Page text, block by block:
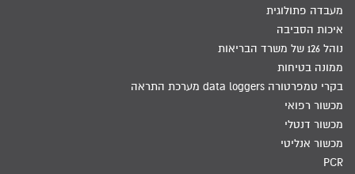
מעבדה פתולוגית
איכות הסביבה
נוהל 126 של משרד הבריאות
ממונה בטיחות
בקרי טמפרטורה data loggers מערכת התראה
מכשור רפואי
מכשור דנטלי
מכשור אנליטי
PCR